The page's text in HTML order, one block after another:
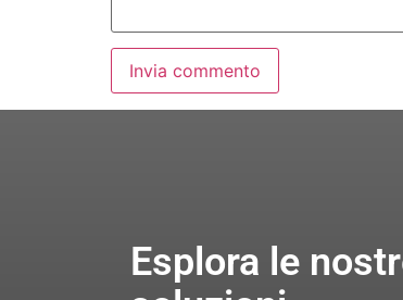
Esplora le